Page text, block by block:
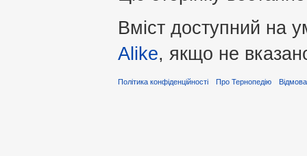
Вміст доступний на
Alike, якщо не
Політика конфіденційності Про Тернопедію